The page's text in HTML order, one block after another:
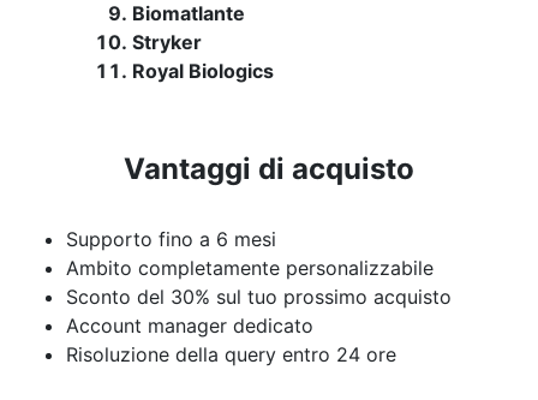
Biomatlante
Stryker
Royal Biologics
Vantaggi di acquisto
Supporto fino a 6 mesi
Ambito completamente personalizzabile
Sconto del 30% sul tuo prossimo acquisto
Account manager dedicato
Risoluzione della query entro 24 ore